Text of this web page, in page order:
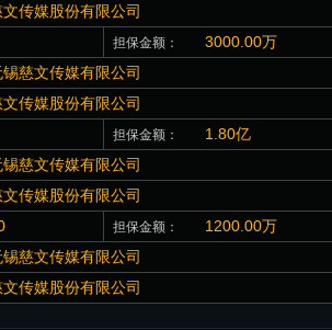
文传媒股份有限公司
担保金额： 3000.00万
锡慈文传媒有限公司
文传媒股份有限公司
担保金额： 1.80亿
锡慈文传媒有限公司
文传媒股份有限公司
担保金额： 1200.00万
锡慈文传媒有限公司
文传媒股份有限公司